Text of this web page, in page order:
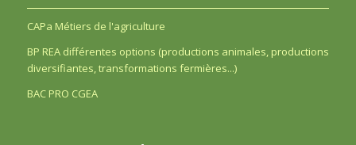
CAPa Métiers de l'agriculture
BP REA différentes options (productions animales, productions
diversifiantes, transformations fermières...)
BAC PRO CGEA